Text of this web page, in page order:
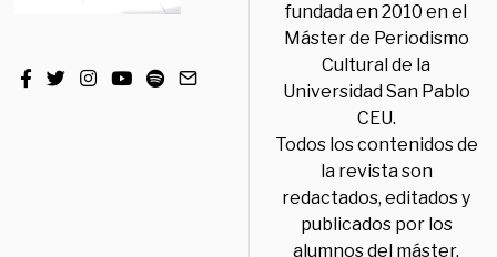
fundada en 2010 en el
Máster de Periodismo
Cultural de la
Universidad San Pablo
CEU.
Todos los contenidos de
la revista son
redactados, editados y
publicados por los
alumnos del máster,